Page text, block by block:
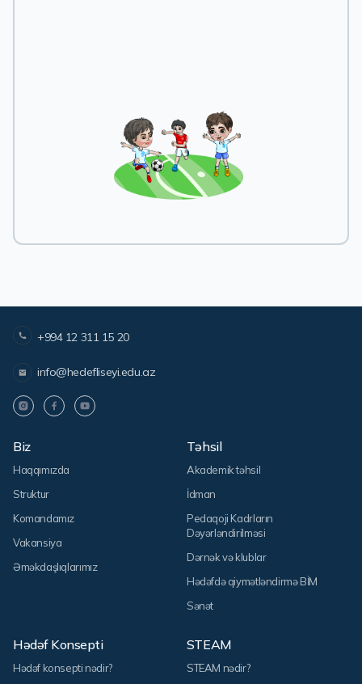
+994 12 311 15 20
info@hedefliseyi.edu.az
Biz
Haqqımızda
Struktur
Komandamız
Vakansiya
Əməkdaşlıqlarımız
Təhsil
Akademik təhsil
İdman
Pedaqoji Kadrların
Dəyərləndirilməsi
Dərnək və klublar
Hədəfdə qiymətləndirmə BİM
Sənət
Hədəf Konsepti
Hədəf konsepti nədir?
STEAM
STEAM nədir?